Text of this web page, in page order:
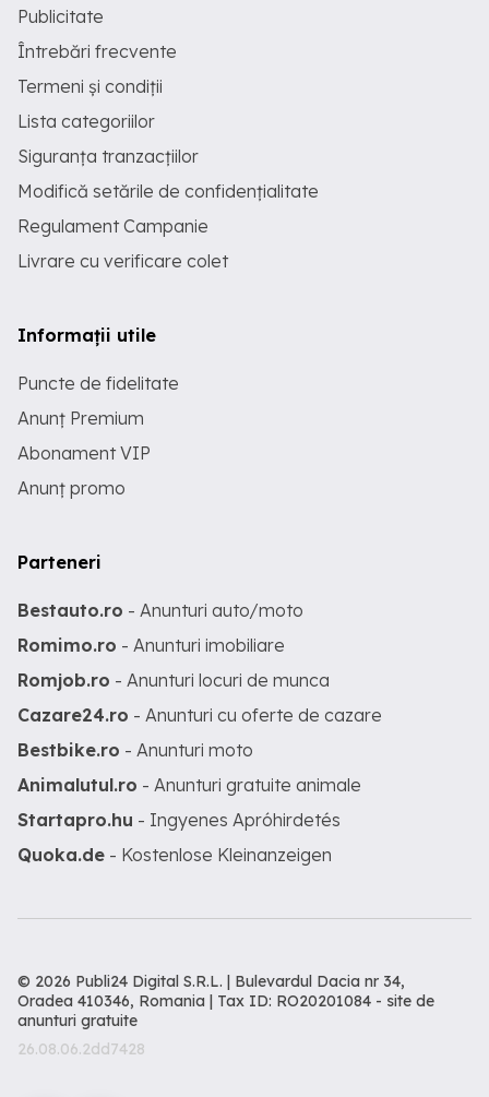
Publicitate
Întrebări frecvente
Termeni și condiții
Lista categoriilor
Siguranța tranzacțiilor
Modifică setările de confidențialitate
Regulament Campanie
Livrare cu verificare colet
Informații utile
Puncte de fidelitate
Anunț Premium
Abonament VIP
Anunț promo
Parteneri
Bestauto.ro - Anunturi auto/moto
Romimo.ro - Anunturi imobiliare
Romjob.ro - Anunturi locuri de munca
Cazare24.ro - Anunturi cu oferte de cazare
Bestbike.ro - Anunturi moto
Animalutul.ro - Anunturi gratuite animale
Startapro.hu - Ingyenes Apróhirdetés
Quoka.de - Kostenlose Kleinanzeigen
© 2026 Publi24 Digital S.R.L. | Bulevardul Dacia nr 34,
Oradea 410346, Romania | Tax ID: RO20201084 - site de
anunturi gratuite
26.08.06.2dd7428